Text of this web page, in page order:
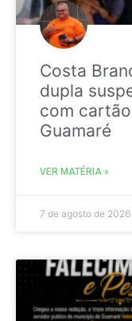
Costa
dupla
com
Guamaré
VER MATÉRIA »
7 de agosto de 2026